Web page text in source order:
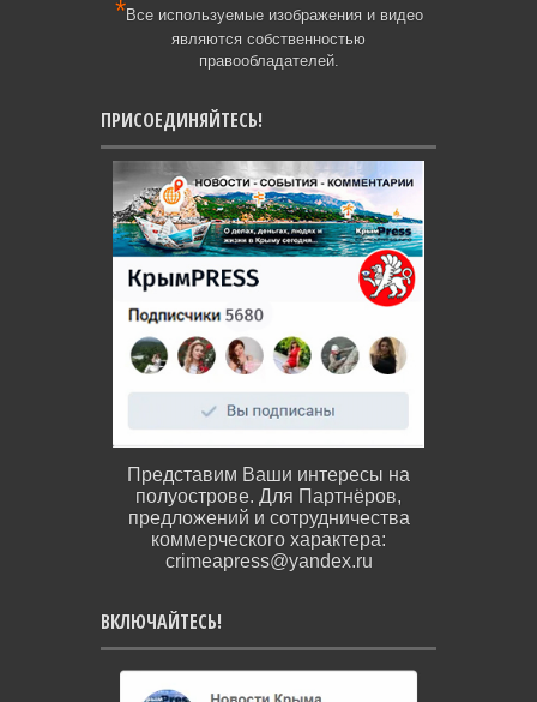
*Все используемые изображения и видео
являются собственностью
правообладателей.
ПРИСОЕДИНЯЙТЕСЬ!
Представим Ваши интересы на
полуострове. Для Партнёров,
предложений и сотрудничества
коммерческого характера:
crimeapress@yandex.ru
ВКЛЮЧАЙТЕСЬ!